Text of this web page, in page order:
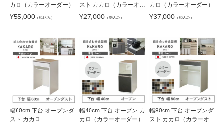
カロ（カラーオーダー）
¥55,000 （税込み）
スト カカロ（カラーオー
ダー）
¥27,000 （税込み）
カロ（カラーオーダー）
¥37,000（税込み）
幅60cm 下台 オープンダ
スト カカロ
幅40cm 下台 オープン カ
カロ（カラーオーダー）
幅80cm 下台 オープンダ
スト カカロ（カラーオー